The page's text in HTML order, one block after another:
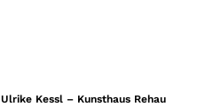
Ulrike Kessl – Kunsthaus Rehau